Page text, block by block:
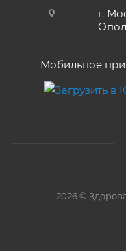
г.
Мобильное
2026 ©